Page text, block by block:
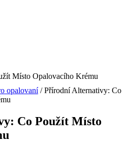
opalovaní / Přírodní Alternativy: Co
Co Použít Místo